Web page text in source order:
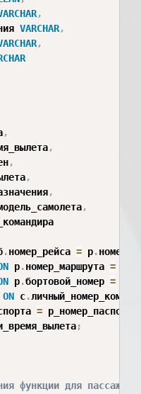
,
VARCHAR,
,
,
,
,
,
,
,
.номер_рейса = р.
р.номер_маршрута =
р.бортовой_номер =
ON с.
= p_номер_паспорта
;
функции для